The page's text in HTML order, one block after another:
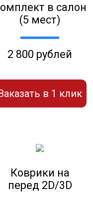
в салон
(5 мест)
2 800 рублей
в 1 клик
Коврики на
перед 2D/3D